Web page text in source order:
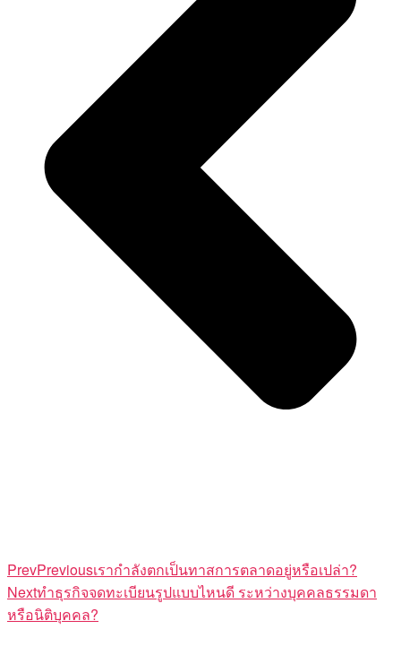
PrevPreviousเรากำลังตกเป็นทาสการตลาดอยู่หรือเปล่า?
Nextทำธุรกิจจดทะเบียนรูปแบบไหนดี ระหว่างบุคคลธรรมดา
หรือนิติบุคคล?